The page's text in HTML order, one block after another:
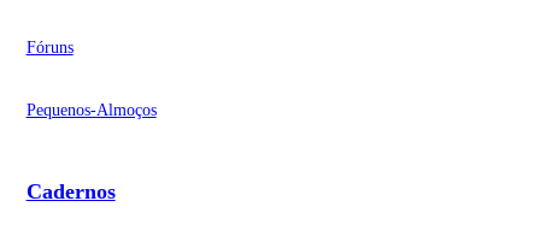
Fóruns
Pequenos-Almoços
Cadernos